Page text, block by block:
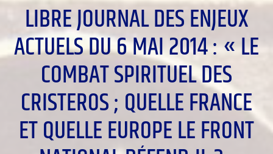
LIBRE JOURNAL DES ENJEUX
ACTUELS DU 6 MAI 2014 : « LE
COMBAT SPIRITUEL DES
CRISTEROS ; QUELLE FRANCE
ET QUELLE EUROPE LE FRONT